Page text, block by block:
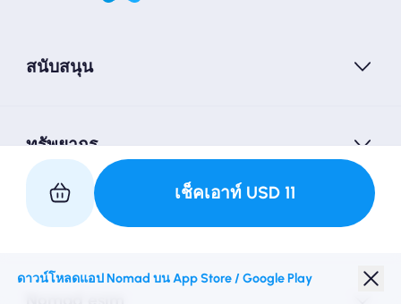
เช็คเอาท์ USD 11
สนับสนุน
ทรัพยากร
เป็นหุ้นส่วนกับเรา
ดาวน์โหลดแอป Nomad บน App Store / Google Play